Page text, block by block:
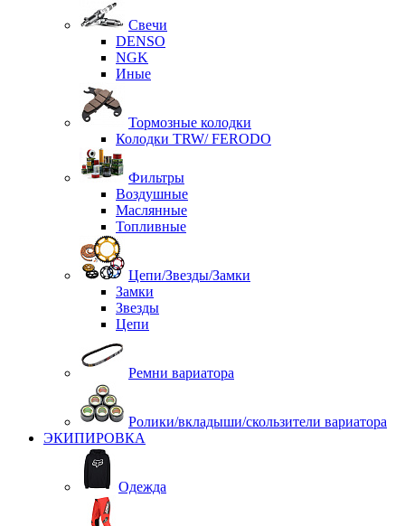
Свечи
DENSO
NGK
Иные
Тормозные колодки
Колодки TRW/ FERODO
Фильтры
Воздушные
Маслянные
Топливные
Цепи/Звезды/Замки
Замки
Звезды
Цепи
Ремни вариатора
Ролики/вкладыши/скользители вариатора
ЭКИПИРОВКА
Одежда